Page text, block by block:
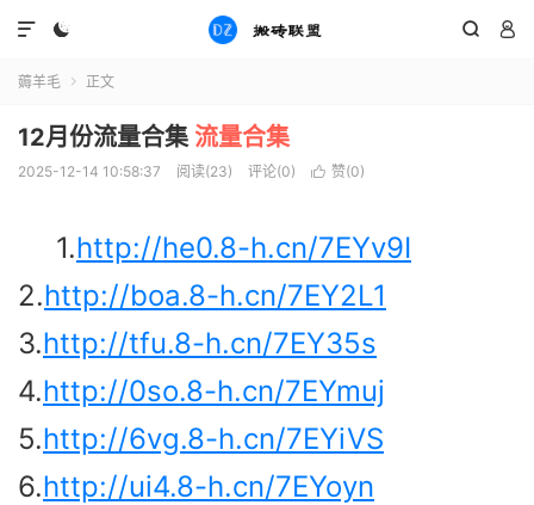
  

薅羊毛  正文
12月份流量合集 流量合集
2025-12-14 10:58:37 阅读(23) 评论(0)  赞(0)
1.http://he0.8-h.cn/7EYv9I
2.http://boa.8-h.cn/7EY2L1
3.http://tfu.8-h.cn/7EY35s
4.http://0so.8-h.cn/7EYmuj
5.http://6vg.8-h.cn/7EYiVS
6.http://ui4.8-h.cn/7EYoyn